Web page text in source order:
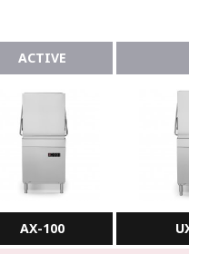
ACTIVE
AX-100 UX-